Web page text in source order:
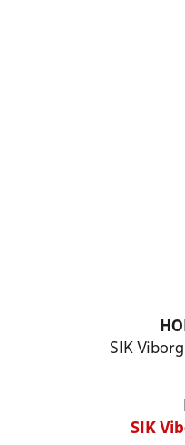
SIK
SIK